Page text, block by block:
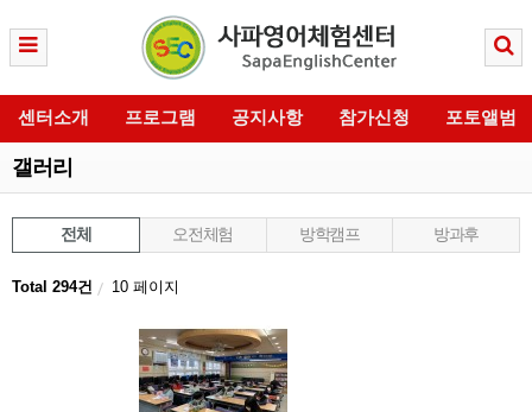
센터소개 프로그램 공지사항 참가신청 포토앨범
갤러리
전체 오전체험 방학캠프 방과후
Total 294건 10 페이지